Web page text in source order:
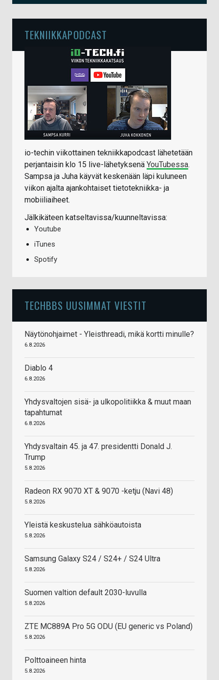
TEKNIIKKAPODCAST
io-techin viikottainen tekniikkapodcast lähetetään
perjantaisin klo 15 live-lähetyksenä YouTubessa.
Sampsa ja Juha käyvät keskenään läpi kuluneen
viikon ajalta ajankohtaiset tietotekniikka- ja
mobiiliaiheet.
Jälkikäteen katseltavissa/kuunneltavissa:
Youtube
iTunes
Spotify
TECHBBS UUSIMMAT VIESTIT
Näytönohjaimet - Yleisthreadi, mikä kortti minulle?
6.8.2026
Diablo 4
6.8.2026
Yhdysvaltojen sisä- ja ulkopolitiikka & muut maan
tapahtumat
6.8.2026
Yhdysvaltain 45. ja 47. presidentti Donald J.
Trump
5.8.2026
Radeon RX 9070 XT & 9070 -ketju (Navi 48)
5.8.2026
Yleistä keskustelua sähköautoista
5.8.2026
Samsung Galaxy S24 / S24+ / S24 Ultra
5.8.2026
Suomen valtion default 2030-luvulla
5.8.2026
ZTE MC889A Pro 5G ODU (EU generic vs Poland)
5.8.2026
Polttoaineen hinta
5.8.2026